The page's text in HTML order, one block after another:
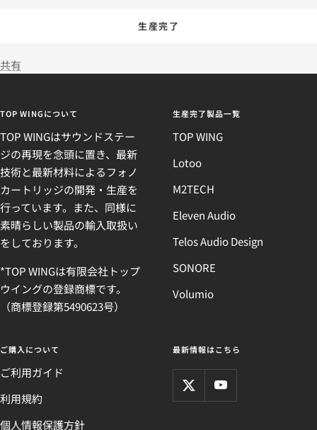
生産完了
共有
TOP WINGについて
TOP WINGはサウンドステー
ジの再現を念頭に置き、最新
技術と最新材料によるフォノ
カートリッジの開発・生産を
行っています。また、同様に
素晴らしい製品の輸入取扱い
をしております。
*TOP WINGは有限会社トップ
ウイングの登録商標です。
（商標登録第5490623号）
生産完了製品一覧
TOP WING
Lotoo
M2TECH
Eleven Audio
Telos Audio Design
SONORE
Volumio
ご購入について
ご利用ガイド
利用規約
個人情報保護方針
最新情報はこちら